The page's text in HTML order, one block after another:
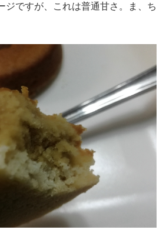
ジですが、これは普通甘さ。ま、ち